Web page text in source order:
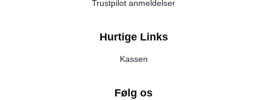
Trustpilot anmeldelser
Hurtige Links
Kassen
Følg os